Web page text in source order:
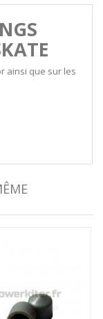
ainsi que sur les